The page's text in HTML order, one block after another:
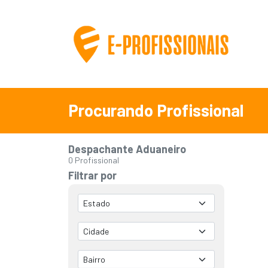
Procurando Profissional
Despachante Aduaneiro
0 Profissional
Filtrar por